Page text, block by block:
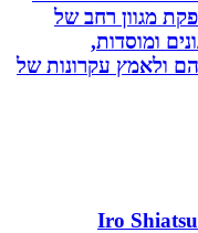
רחב של
עקרונות של